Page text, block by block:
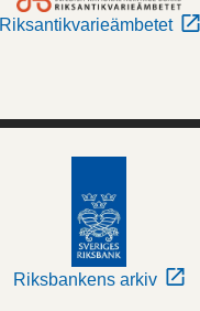
Riksantikvarieämbetet
Riksbankens arkiv